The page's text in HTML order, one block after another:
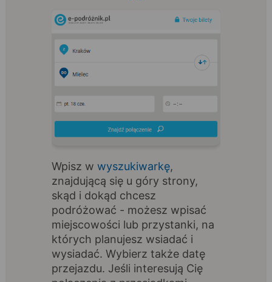
Wpisz w wyszukiwarkę,
znajdującą się u góry strony,
skąd i dokąd chcesz
podróżować - możesz wpisać
miejscowości lub przystanki, na
których planujesz wsiadać i
wysiadać. Wybierz także datę
przejazdu. Jeśli interesują Cię